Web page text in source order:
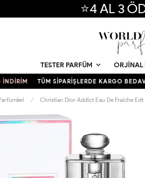
⭐4 AL 3
TESTER PARFÜM ORJINAL
TÜM SİPARİŞLERDE KARGO BEDAVA!
Christian Dior Addict Eau De Fraiche Edt